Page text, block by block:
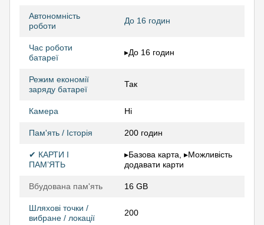
Автономність
роботи
До 16 годин
Час роботи
батареї
▸До 16 годин
Режим економії
заряду батареї
Так
Камера Ні
Пам'ять / Історія 200 годин
✔ КАРТИ І
ПАМ’ЯТЬ
▸Базова карта, ▸Можливість
додавати карти
Вбудована пам'ять 16 GB
Шляхові точки /
вибране / локації
200